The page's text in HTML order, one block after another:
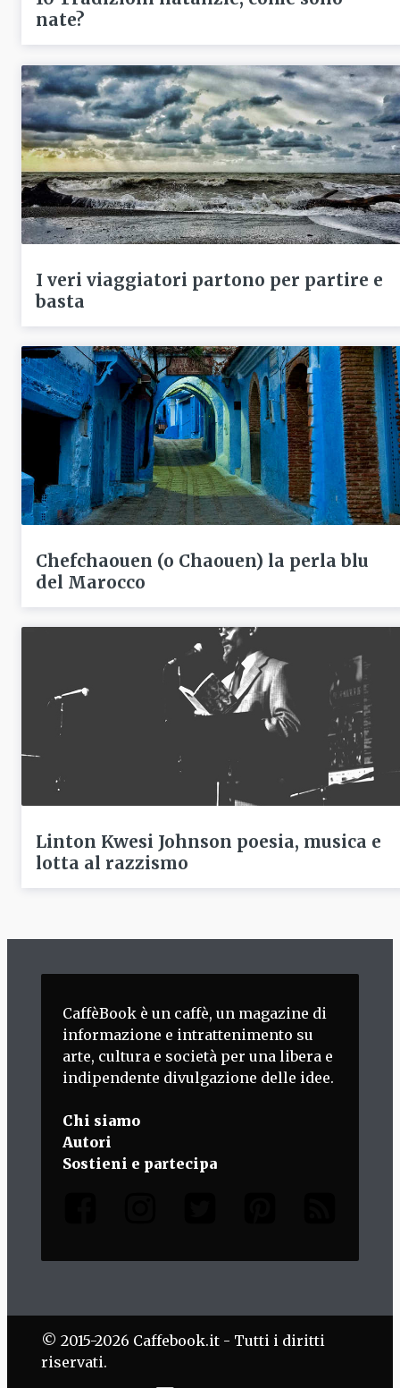
nate?
I veri viaggiatori partono per partire e
basta
Chefchaouen (o Chaouen) la perla blu
del Marocco
Linton Kwesi Johnson poesia, musica e
lotta al razzismo
CaffèBook è un caffè, un magazine di
informazione e intrattenimento su
arte, cultura e società per una libera e
indipendente divulgazione delle idee.
Chi siamo
Autori
Sostieni e partecipa
© 2015-2026 Caffebook.it - Tutti i diritti
riservati.